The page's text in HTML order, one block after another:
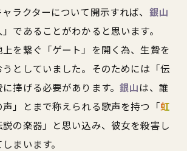
ラクターについて開示すれば、 銀山
であることがわかると思います。
を繋ぐ「ゲート」を開く為、生贄を
としていました。そのためには「伝
捧げる必要があります。銀山は、誰
」とまで称えられる歌声を持つ「虹
説の楽器」と思い込み、彼女を殺害し
まいます。